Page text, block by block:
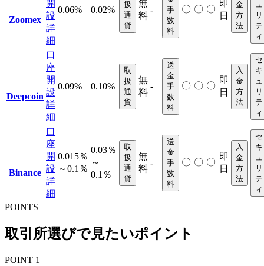
Zoomex
開
設
詳
細
0.06% 0.02%
扱
通
貨
無
料
-
手
数
料
〇 〇 〇
即
日
金
方
法
ュ
リ
テ
ィ
Deepcoin
口
座
開
設
詳
細
0.09% 0.10%
取
扱
通
貨
無
料
-
送
金
手
数
料
〇 〇 〇
即
日
入
金
方
法
セ
キ
ュ
リ
テ
ィ
Binance
口
座
開
設
詳
細
0.015％
～0.1％
0.03％
～
0.1％
取
扱
通
貨
無
料
-
送
金
手
数
料
〇 〇 〇
即
日
入
金
方
法
セ
キ
ュ
リ
テ
ィ
POINTS
取引所選びで見たいポイント
POINT 1